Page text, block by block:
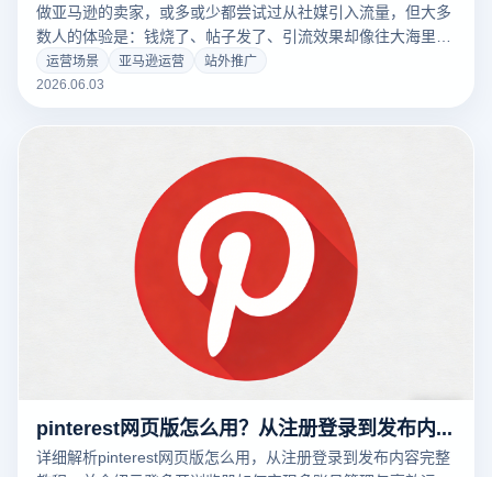
做亚马逊的卖家，或多或少都尝试过从社媒引入流量，但大多
数人的体验是：钱烧了、帖子发了、引流效果却像往大海里扔
石子——连个水花都看不见。是站外推广本身没用吗？还是从
一开始就选错了平台？本文为您深度拆解跨境电商社交媒体引
运营场景 亚马逊运营
站外推广
2026.06.03
pinterest网页版怎么用？从注册登录到发布内容全流程指南
详细解析pinterest网页版怎么用，从注册登录到发布内容完整